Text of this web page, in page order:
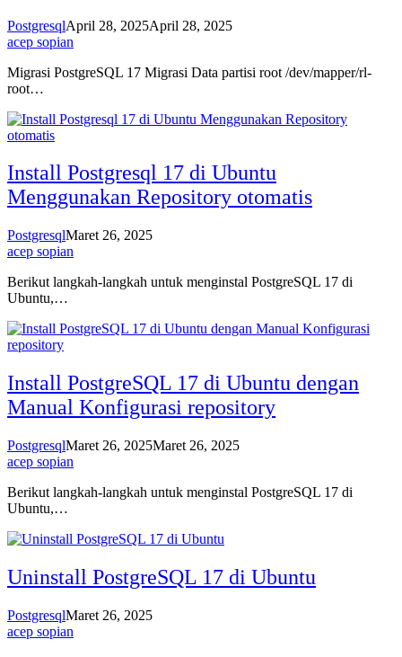
PostgresqlApril 28, 2025April 28, 2025
acep sopian
Migrasi PostgreSQL 17 Migrasi Data partisi root /dev/mapper/rl-
root…
Install Postgresql 17 di Ubuntu
Menggunakan Repository otomatis
PostgresqlMaret 26, 2025
acep sopian
Berikut langkah-langkah untuk menginstal PostgreSQL 17 di
Ubuntu,…
Install PostgreSQL 17 di Ubuntu dengan
Manual Konfigurasi repository
PostgresqlMaret 26, 2025Maret 26, 2025
acep sopian
Berikut langkah-langkah untuk menginstal PostgreSQL 17 di
Ubuntu,…
Uninstall PostgreSQL 17 di Ubuntu
PostgresqlMaret 26, 2025
acep sopian